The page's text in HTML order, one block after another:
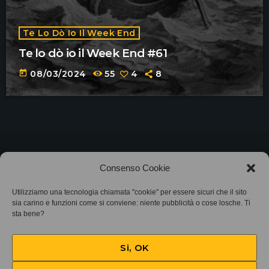
Consenso Cookie
Utilizziamo una tecnologia chiamata "cookie" per essere sicuri che il sito
sia carino e funzioni come si conviene: niente pubblicità o cose losche. Ti
sta bene?
Si, OK
Te Lo Dò Io Il Week End
Te lo dò io il Week End #61
today 08/03/2024 55 4 8
Associazione Bandito • CF 97882400019 •
Privacy Policy•Cookie Policy (UE) • Protocollo
SIAE 7425